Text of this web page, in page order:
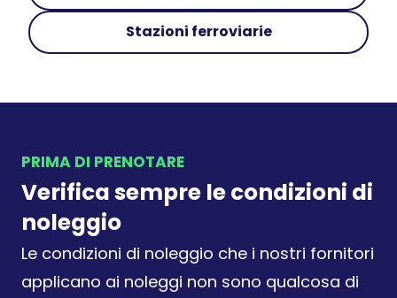
Stazioni ferroviarie
PRIMA DI PRENOTARE
Verifica sempre le condizioni di
noleggio
Le condizioni di noleggio che i nostri fornitori
applicano ai noleggi non sono qualcosa di